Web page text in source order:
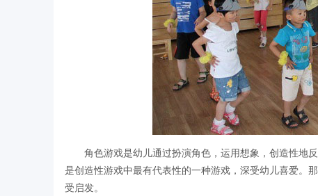
角色游戏是幼儿通过扮演角色，运用想象，创造性地
是创造性游戏中最有代表性的一种游戏，深受幼儿喜爱。
受启发。